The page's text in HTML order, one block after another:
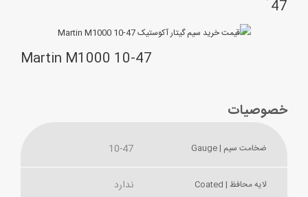
47
Martin M1000 10-47
خصوصیات
ضخامت سیم | Gauge 10-47
لایه محافظ | Coated ندارد